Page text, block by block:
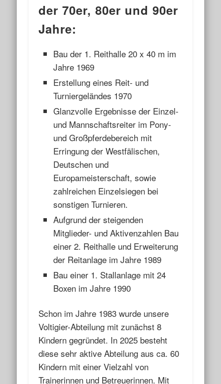
der 70er, 80er und 90er
Jahre:
Bau der 1. Reithalle 20 x 40 m im
Jahre 1969
Erstellung eines Reit- und
Turniergeländes 1970
Glanzvolle Ergebnisse der Einzel-
und Mannschaftsreiter im Pony-
und Großpferdebereich mit
Erringung der Westfälischen,
Deutschen und
Europameisterschaft, sowie
zahlreichen Einzelsiegen bei
sonstigen Turnieren.
Aufgrund der steigenden
Mitglieder- und Aktivenzahlen Bau
einer 2. Reithalle und Erweiterung
der Reitanlage im Jahre 1989
Bau einer 1. Stallanlage mit 24
Boxen im Jahre 1990
Schon im Jahre 1983 wurde unsere
Voltigier-Abteilung mit zunächst 8
Kindern gegründet. In 2025 besteht
diese sehr aktive Abteilung aus ca. 60
Kindern mit einer Vielzahl von
Trainerinnen und Betreuerinnen. Mit